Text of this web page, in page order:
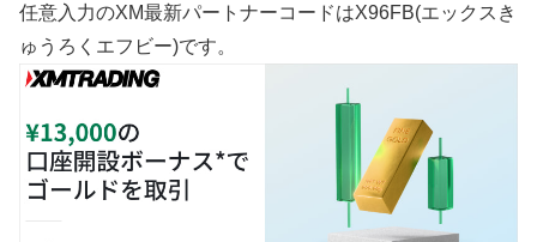
任意入力のXM最新パートナーコードはX96FB(エックスき
ゅうろくエフビー)です。